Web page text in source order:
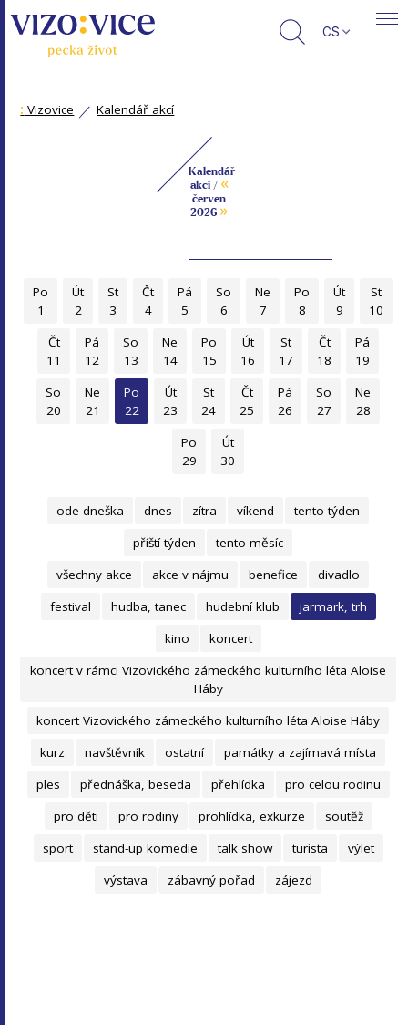
CS
: Vizovice Kalendář akcí
Kalendář
akcí / «
červen
2026 »
Po
1
Út
2
St
3
Čt
4
Pá
5
So
6
Ne
7
Po
8
Út
9
St
10
Čt
11
Pá
12
So
13
Ne
14
Po
15
Út
16
St
17
Čt
18
Pá
19
So
20
Ne
21
Po
22
Út
23
St
24
Čt
25
Pá
26
So
27
Ne
28
Po
29
Út
30
ode dneška dnes zítra víkend
tento týden
příští týden
tento měsíc
všechny akce
akce v nájmu benefice
divadlo
festival
hudba, tanec hudební klub
jarmark, trh
kino
koncert
koncert v rámci Vizovického zámeckého kulturního léta Aloise
Háby
koncert Vizovického zámeckého kulturního léta Aloise Háby
kurz
navštěvník ostatní
památky a zajímavá místa
ples
přednáška, beseda přehlídka
pro celou rodinu
pro děti
pro rodiny prohlídka, exkurze
soutěž
sport
stand-up komedie talk show turista
výlet
výstava
zábavný pořad zájezd